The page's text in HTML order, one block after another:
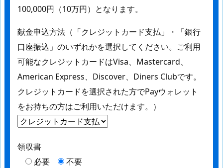
100,000円（10万円）となります。
献金申込方法（「クレジットカード支払」・「銀行
口座振込」のいずれかを選択してください。ご利用
可能なクレジットカードはVisa、Mastercard、
American Express、Discover、Diners Clubです。
クレジットカードを選択された方でPayウォレット
をお持ちの方はご利用いただけます。）
領収書
必要
不要